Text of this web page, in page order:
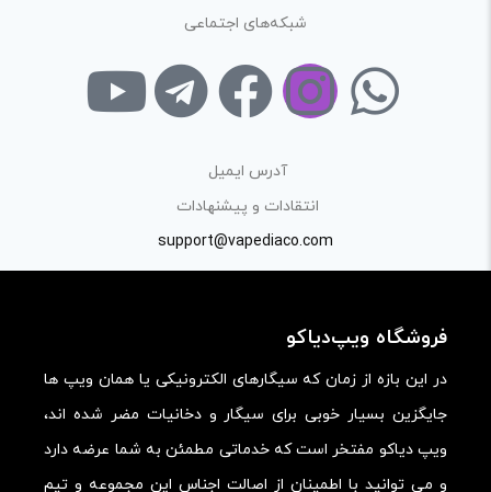
شبکه‌های اجتماعی
آدرس ایمیل
انتقادات و پیشنهادات
support@vapediaco.com
فروشگاه ویپ‌دیاکو
در این بازه از زمان که سیگارهای الکترونیکی یا همان ویپ ها
جایگزین بسیار خوبی برای سیگار و دخانیات مضر شده اند،
ویپ دیاکو مفتخر است که خدماتی مطمئن به شما عرضه دارد
و می توانید با اطمینان از اصالت اجناس این مجموعه و تیم